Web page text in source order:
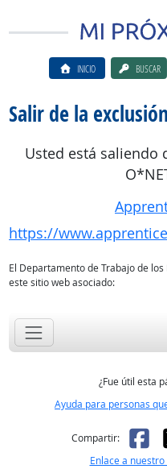
INICIO BUSCAR
Salir de la
Usted está saliendo
https://
El Departamento de Trabajo de
este sitio web asociado:
¿Fue útil esta
Ayuda para personas
Compartir:
Enlace a